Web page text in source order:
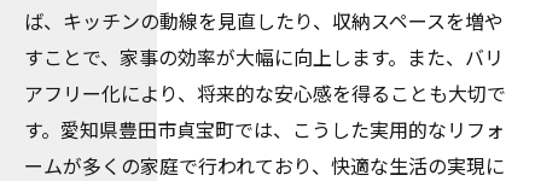
ば、キッチンの動線を見直したり、収納スペースを増や
すことで、家事の効率が大幅に向上します。また、バリ
アフリー化により、将来的な安心感を得ることも大切で
す。愛知県豊田市貞宝町では、こうした実用的なリフォ
ームが多くの家庭で行われており、快適な生活の実現に